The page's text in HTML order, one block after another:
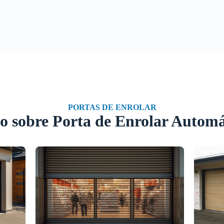
PORTAS DE ENROLAR
sobre Porta de Enrolar